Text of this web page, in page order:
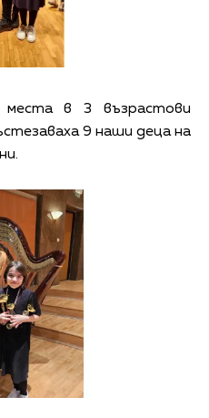
места в 3 възрастови
9 наши деца на